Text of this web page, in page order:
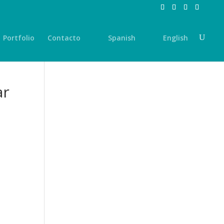
Portfolio Contacto Spanish English